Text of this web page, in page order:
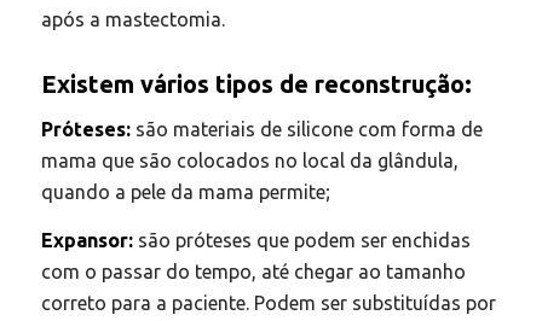
após a mastectomia.
Existem vários tipos de reconstrução:
Próteses:são materiais de silicone com forma de
mama que são colocados no local da glândula,
quando a pele da mama permite;
Expansor:são próteses que podem ser enchidas
com o passar do tempo, até chegar ao tamanho
correto para a paciente. Podem ser substituídas por